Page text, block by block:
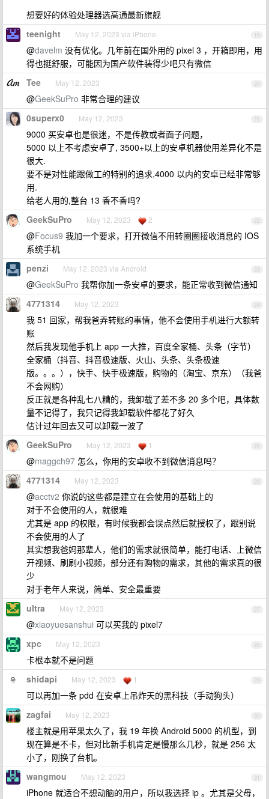
想要好的体验处理器选高通最新旗舰
19
teenight May 12, 2023 via iPhone
@davelm 没有优化。几年前在国外用的 pixel 3 ，开箱即用，用
得也挺舒服，可能因为国产软件装得少吧只有微信
20
Tee May 12, 2023
@GeekSuPro 非常合理的建议
21
0superx0 May 12, 2023
9000 买安卓也是很迷，不是传教或者面子问题，
5000 以上不考虑安卓了, 3500+以上的安卓机器使用差异化不是
很大.
要不是对性能跟做工的特别的追求,4000 以内的安卓已经非常够
用.
给老人用的,整台 13 香不香吗?
22
GeekSuPro May 12, 2023 2
@Focus9 我加一个要求，打开微信不用转圈圈接收消息的 IOS
系统手机
23
penzi May 12, 2023 via Android
@GeekSuPro 我帮你加一条安卓的要求，能正常收到微信通知
24
4771314 May 12, 2023
我 51 回家，帮我爸弄转账的事情，他不会使用手机进行大额转
账
然后我发现他手机上 app 一大推，百度全家桶、头条（字节）
全家桶（抖音、抖音极速版、火山、头条、头条极速
版。。。），快手、快手极速版，购物的（淘宝、京东）（我爸
不会网购）
反正就是各种乱七八糟的，我卸载了差不多 20 多个吧，具体数
量不记得了，我只记得我卸载软件都花了好久
估计过年回去又可以卸载一波了
25
GeekSuPro May 12, 2023 1
@maggch97 怎么，你用的安卓收不到微信消息吗？
26
4771314 May 12, 2023
@acctv2 你说的这些都是建立在会使用的基础上的
对于不会使用的人，就很难
尤其是 app 的权限，有时候我都会误点然后就授权了，跟别说
不会使用的人了
其实想我爸妈那辈人，他们的需求就很简单，能打电话、上微信
开视频、刷刷小视频，部分还有购物的需求，其他的需求真的很
少
对于老年人来说，简单、安全最重要
27
ultra May 12, 2023
@xiaoyuesanshui 可以买我的 pixel7
28
xpc May 12, 2023
卡根本就不是问题
29
shidapi May 12, 2023 1
可以再加一条 pdd 在安卓上吊炸天的黑科技（手动狗头）
30
zagfai May 12, 2023
楼主就是用苹果太久了，我 19 年换 Android 5000 的机型，到
现在算是不卡，但对比新手机肯定是慢那么几秒，就是 256 太
小了，刚换了台机。
31
wangmou May 12, 2023
iPhone 就适合不想动脑的用户，所以我选择 ip 。尤其是父母，